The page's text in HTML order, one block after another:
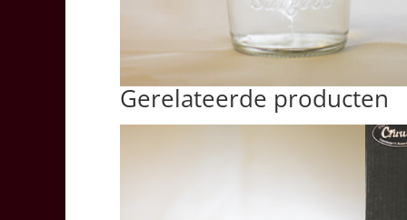
Gerelateerde producten